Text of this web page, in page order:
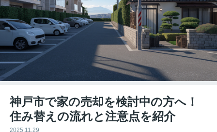
神戸市で家の売却を検討中の方へ！
住み替えの流れと注意点を紹介
2025.11.29